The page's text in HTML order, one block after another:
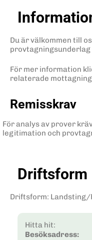
Du är välkommen till
provtagningsunderlag
För mer information
relaterade
Remisskrav
För analys av prover
legitimation och
Driftsform
Driftsform: Landsting/
Hitta hit:
Besöksadress: